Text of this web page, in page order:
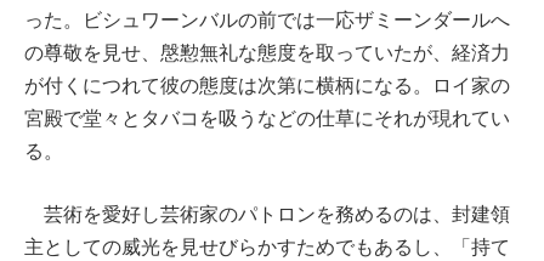
った。ビシュワーンバルの前では一応ザミーンダールへ
の尊敬を見せ、慇懃無礼な態度を取っていたが、経済力
が付くにつれて彼の態度は次第に横柄になる。ロイ家の
宮殿で堂々とタバコを吸うなどの仕草にそれが現れてい
る。
芸術を愛好し芸術家のパトロンを務めるのは、封建領
主としての威光を見せびらかすためでもあるし、「持て